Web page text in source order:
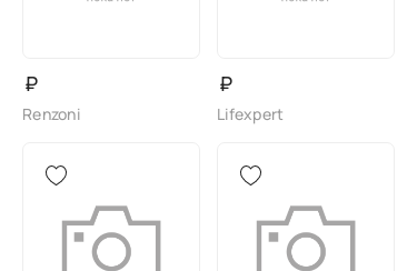
₽
Renzoni
₽
Lifexpert